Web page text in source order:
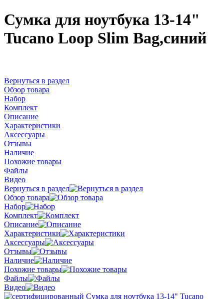
Сумка для ноутбука 13-14"
Tucano Loop Slim Bag,синий
Вернуться в раздел
Обзор товара
Набор
Комплект
Описание
Характеристики
Аксессуары
Отзывы
Наличие
Похожие товары
Файлы
Видео
Вернуться в раздел
Обзор товара
Набор
Комплект
Описание
Характеристики
Аксессуары
Отзывы
Наличие
Похожие товары
Файлы
Видео